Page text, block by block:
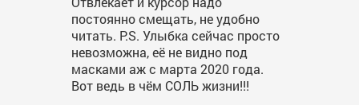
постоянно смещать, не удобно
читать. Р.S. Улыбка сейчас просто
невозможна, её не видно под
масками аж с марта 2020 года.
Вот ведь в чём СОЛЬ жизни!!!